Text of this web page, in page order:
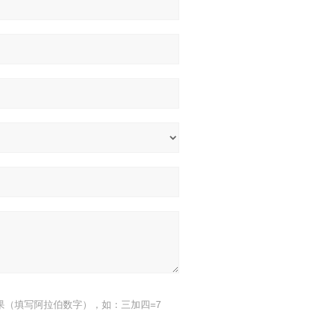
（填写阿拉伯数字），如：三加四=7